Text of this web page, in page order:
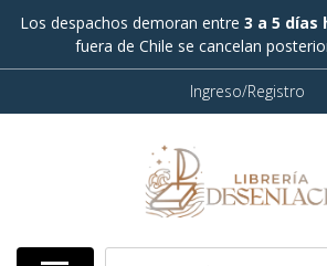
Los despachos demoran entre 3 a 5 días
fuera de Chile se cancelan
Ingreso/Registro